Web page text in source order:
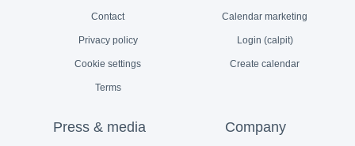
Contact
Privacy policy
Cookie settings
Terms
Calendar marketing
Login (calpit)
Create calendar
Press & media Company